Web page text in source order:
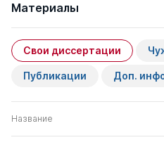
Материалы
Свои диссертации
Публикации Доп.
Название